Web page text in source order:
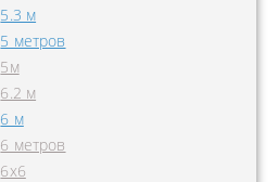
5.3 м
5 метров
5м
6.2 м
6 м
6 метров
6х6